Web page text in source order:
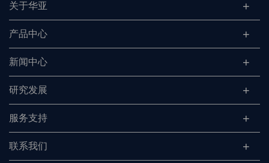
关于华亚
产品中心
新闻中心
研究发展
服务支持
联系我们